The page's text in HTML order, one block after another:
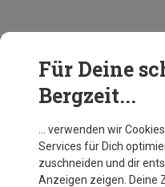
Du sparst bis 17%
Für Deine
Bergzeit...
… verwenden wir
Services für Dich
zuschneiden und dir
Anzeigen zeigen. Deine